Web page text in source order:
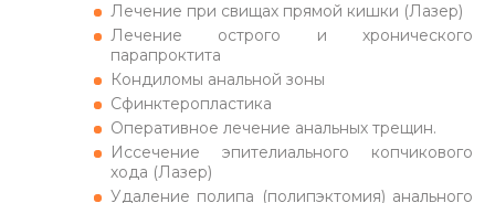
Лечение при свищах прямой кишки (Лазер)
Лечение острого и хронического
парапроктита
Кондиломы анальной зоны
Сфинктеропластика
Оперативное лечение анальных трещин.
Иссечение эпителиального копчикового
хода (Лазер)
Удаление полипа (полипэктомия) анального